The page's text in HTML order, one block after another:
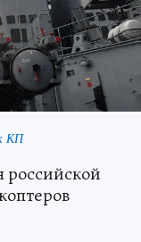
КП
российской